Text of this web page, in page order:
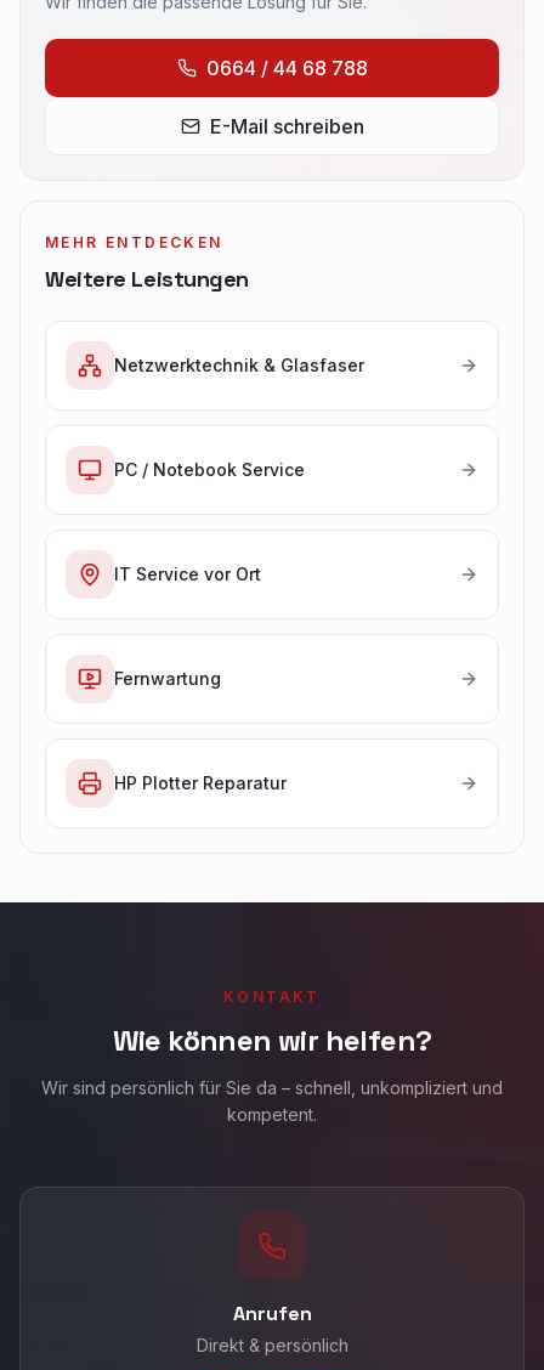
0664 / 44 68 788
E-Mail schreiben
MEHR ENTDECKEN
Weitere Leistungen
Netzwerktechnik & Glasfaser
PC / Notebook Service
IT Service vor Ort
Fernwartung
HP Plotter Reparatur
KONTAKT
Wie können wir helfen?
Wir sind persönlich für Sie da – schnell, unkompliziert und
kompetent.
Anrufen
Direkt & persönlich